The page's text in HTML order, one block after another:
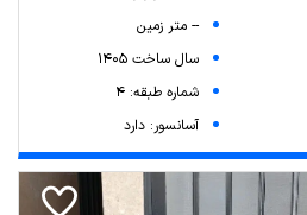
-- متر زمین
سال ساخت 1405
شماره طبقه: 4
آسانسور: دارد